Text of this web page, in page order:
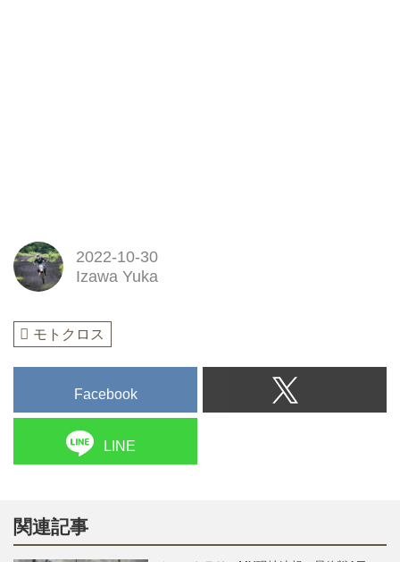
2022-10-30
Izawa Yuka
モトクロス
Facebook
LINE
関連記事